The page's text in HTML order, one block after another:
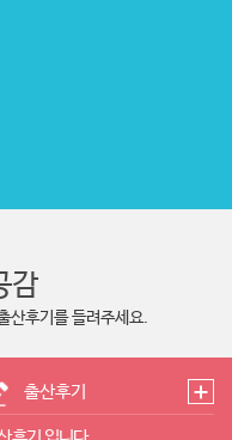
감
산후기를 들려주세요.
출산후기